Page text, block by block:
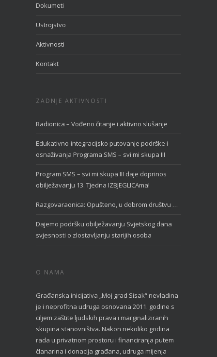
Dokumeti
Ustrojstvo
Aktivnosti
Kontakt
ZADNJE AKTIVNOSTI
Radionica – Vođeno čitanje i aktivno slušanje
Edukativno-integracijsko putovanje podrške i
osnaživanja Programa SMS – svi mi skupa III
Program SMS – svi mi skupa III daje doprinos
obilježavanju 13. Tjedna IZBJEGLICAma!
Razgovaraonica: Opušteno, u dobrom društvu …
Dajemo podršku obilježavanju Svjetskog dana
svjesnosti o zlostavljanju starijih osoba
O NAMA
Građanska inicijativa „Moj grad Sisak“ nevladina
je i neprofitna udruga osnovana 2011. godine s
ciljem zaštite ljudskih prava i marginaliziranih
skupina stanovništva. Nakon nekoliko godina
rada u privatnom prostoru i financiranja putem
članarina i donacija građana, udruga mijenja